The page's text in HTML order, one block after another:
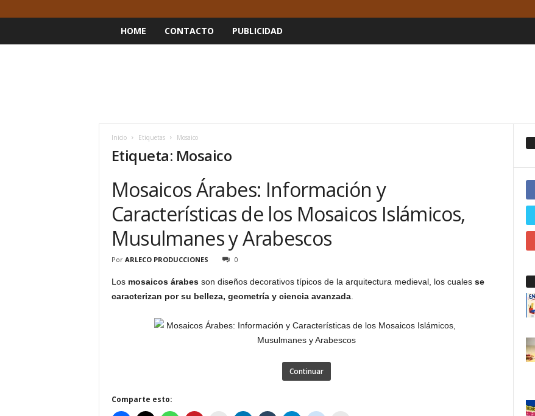
HOME CONTACTO PUBLICIDAD
Inicio Etiquetas Mosaico
Etiqueta: Mosaico
Mosaicos Árabes: Información y
Características de los Mosaicos Islámicos,
Musulmanes y Arabescos
Por ARLECO PRODUCCIONES 0
Los mosaicos árabesson diseños decorativos típicos de la arquitectura medieval, los cuales se
caracterizan por su belleza, geometría y ciencia avanzada.
Continuar
Comparte esto: